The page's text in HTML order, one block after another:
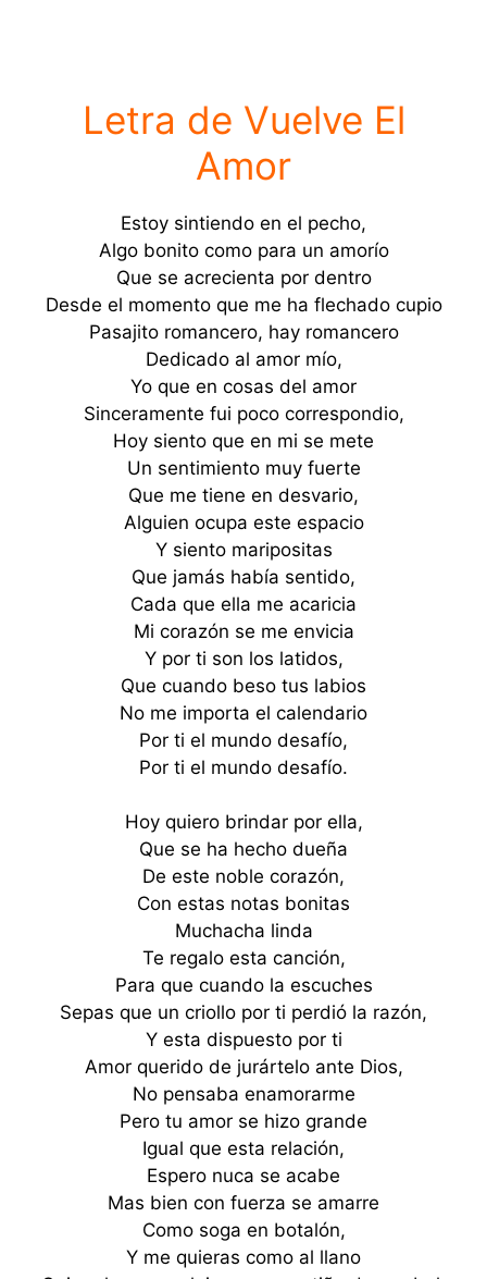
Letra de Vuelve El
Amor
Estoy sintiendo en el pecho,
Algo bonito como para un amorío
Que se acrecienta por dentro
Desde el momento que me ha flechado cupio
Pasajito romancero, hay romancero
Dedicado al amor mío,
Yo que en cosas del amor
Sinceramente fui poco correspondio,
Hoy siento que en mi se mete
Un sentimiento muy fuerte
Que me tiene en desvario,
Alguien ocupa este espacio
Y siento maripositas
Que jamás había sentido,
Cada que ella me acaricia
Mi corazón se me envicia
Y por ti son los latidos,
Que cuando beso tus labios
No me importa el calendario
Por ti el mundo desafío,
Por ti el mundo desafío.
Hoy quiero brindar por ella,
Que se ha hecho dueña
De este noble corazón,
Con estas notas bonitas
Muchacha linda
Te regalo esta canción,
Para que cuando la escuches
Sepas que un criollo por ti perdió la razón,
Y esta dispuesto por ti
Amor querido de jurártelo ante Dios,
No pensaba enamorarme
Pero tu amor se hizo grande
Igual que esta relación,
Espero nuca se acabe
Mas bien con fuerza se amarre
Como soga en botalón,
Y me quieras como al llano